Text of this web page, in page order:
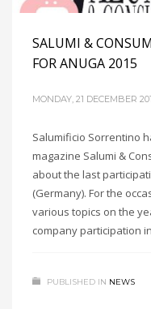
SALUMI &
FOR ANUGA 2015
MONDAY, 21 DECEMBER
Salumificio Sorrentino
magazine Salumi &
about the last
(Germany). For the
various topics on the
company participation
PUBLISHED IN NEWS